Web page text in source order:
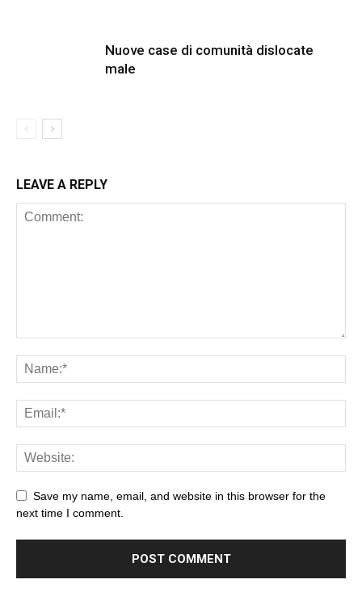
Nuove case di comunità dislocate
male
LEAVE A REPLY
Save my name, email, and website in this browser for the
next time I comment.